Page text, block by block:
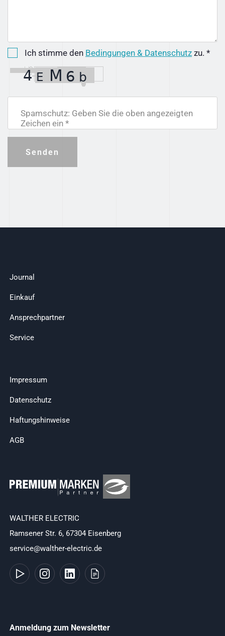
Ich stimme den Bedingungen & Datenschutz zu. *
Spamschutz: Geben Sie die oben angezeigten
Zeichen ein *
Senden
Journal
Einkauf
Ansprechpartner
Service
Impressum
Datenschutz
Haftungshinweise
AGB
WALTHER ELECTRIC
Ramsener Str. 6, 67304 Eisenberg
service@walther-electric.de
Anmeldung zum Newsletter